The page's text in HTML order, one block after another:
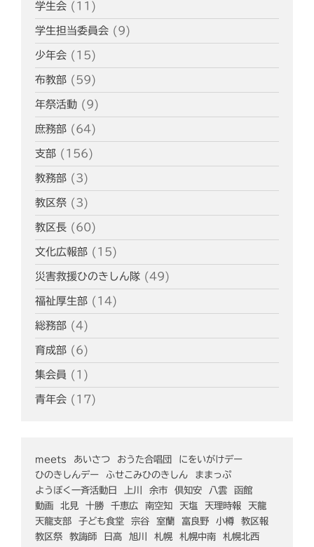
学生会 (11)
学生担当委員会 (9)
少年会 (15)
布教部 (59)
年祭活動 (9)
庶務部 (64)
支部 (156)
教務部 (3)
教区祭 (3)
教区長 (60)
文化広報部 (15)
災害救援ひのきしん隊 (49)
福祉厚生部 (14)
総務部 (4)
育成部 (6)
集会員 (1)
青年会 (17)
meets あいさつ おうた合唱団
にをいがけデー
ひのきしんデー
ふせこみひのきしん
ままっぷ
ようぼく一斉活動日
上川 余市 倶知安 八雲
函館
動画
北見 十勝 千恵広 南空知 天塩 天理時報
天龍
天龍支部
子ども食堂 宗谷 室蘭 富良野 小樽
教区報
教区祭
教誨師 日高 旭川 札幌 札幌中南 札幌北西